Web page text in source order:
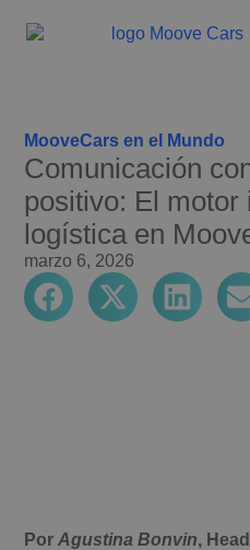
MooveCars en el Mundo
Comunicación
positivo: El motor
logística en
marzo 6, 2026
PorAgustina Bonvin,